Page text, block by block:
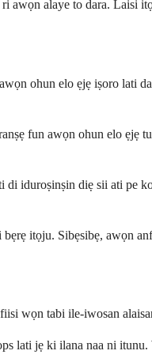
alaye to dara. Laisi
ohun elo ẹjẹ iṣoro
fun awọn ohun elo
iduroṣinṣin diẹ sii ati pe
itọju. Sibẹsibẹ, awọn
wọn tabi ile-iwosan
lati jẹ ki ilana naa ni